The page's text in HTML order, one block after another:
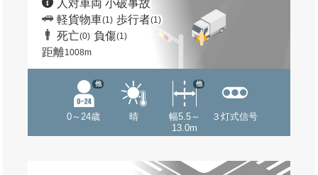
人対車両 小破事故
軽貨物車(1) 歩行者(1)
死亡(0) 負傷(1)
距離1008m
0～24歳
他
晴
幅5.5～
13.0m
他
３灯式信号